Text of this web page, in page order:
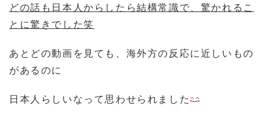
どの話も日本人からしたら結構常識で、驚かれるこ
とに驚きでした笑
あとどの動画を見ても、海外方の反応に近しいもの
があるのに
日本人らしいなって思わせられました